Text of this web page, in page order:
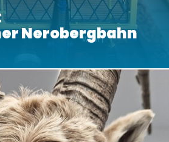
Nerobergbahn